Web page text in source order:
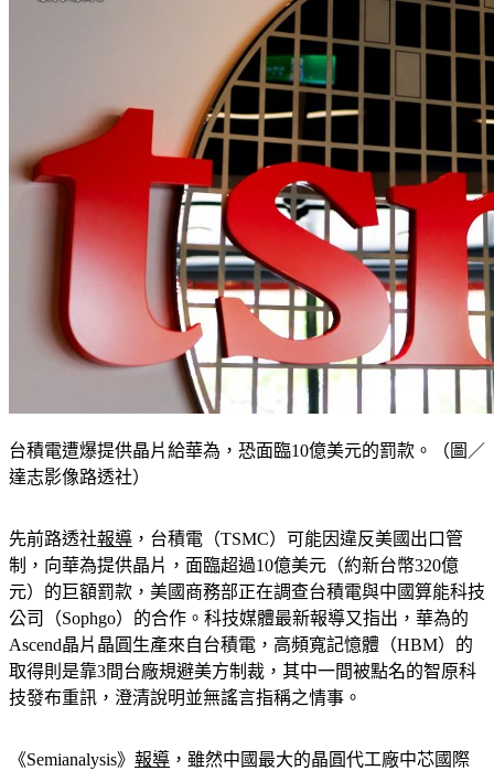
台積電遭爆提供晶片給華為，恐面臨10億美元的罰款。（圖／
達志影像路透社）
先前路透社報導 ，台積電（TSMC）可能因違反美國出口管
制，向華為提供晶片，面臨超過10億美元（約新台幣320億
元）的巨額罰款，美國商務部正在調查台積電與中國算能科技
公司（Sophgo）的合作。科技媒體最新報導又指出，華為的
Ascend晶片晶圓生產來自台積電，高頻寬記憶體（HBM）的
取得則是靠3間台廠規避美方制裁，其中一間被點名的智原科
技發布重訊，澄清說明並無謠言指稱之情事。
《Semianalysis》 報導 ，雖然中國最大的晶圓代工廠中芯國際